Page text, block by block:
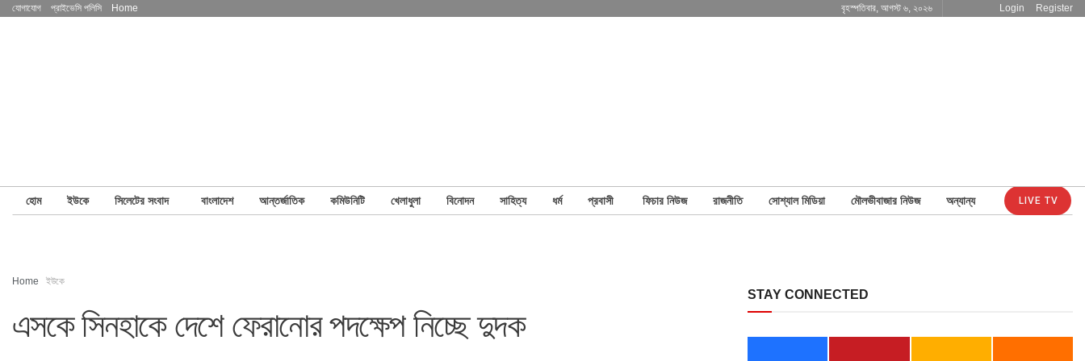
যোগাযোগ প্রাইভেসি পলিসি Home বৃহস্পতিবার, আগস্ট ৬, ২০২৬ Login Register
হোম ইউকে সিলেটের সংবাদ বাংলাদেশ আন্তর্জাতিক কমিউনিটি খেলাধুলা বিনোদন সাহিত্য ধর্ম প্রবাসী ফিচার নিউজ রাজনীতি সোশ্যাল মিডিয়া মৌলভীবাজার নিউজ অন্যান্য LIVE TV
Home ইউকে
এসকে সিনহাকে দেশে ফেরানোর পদক্ষেপ নিচ্ছে দুদক
STAY CONNECTED